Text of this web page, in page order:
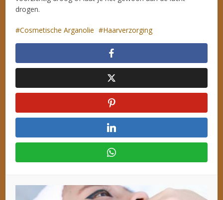
drogen.
Cosmetische Arganolie Haarverzorging